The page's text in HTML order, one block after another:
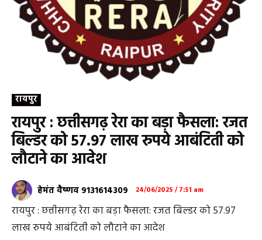
रायपुर
रायपुर : छत्तीसगढ़ रेरा का बड़ा फैसला: रजत
बिल्डर को 57.97 लाख रुपये आबंटिती को
लौटाने का आदेश
हेमंत वैष्णव 9131614309 24/06/2025 / 7:51 am
रायपुर : छत्तीसगढ़ रेरा का बड़ा फैसला: रजत बिल्डर को 57.97
लाख रुपये आबंटिती को लौटाने का आदेश